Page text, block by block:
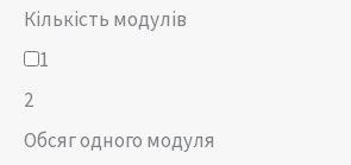
Кількість модулів
1
2
Обсяг одного модуля